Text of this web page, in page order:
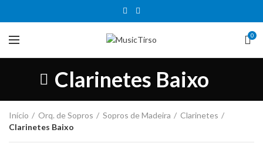
0
Clarinetes Baixo
Início Orq. de Sopros Sopros de Madeira
Clarinetes
Clarinetes Baixo